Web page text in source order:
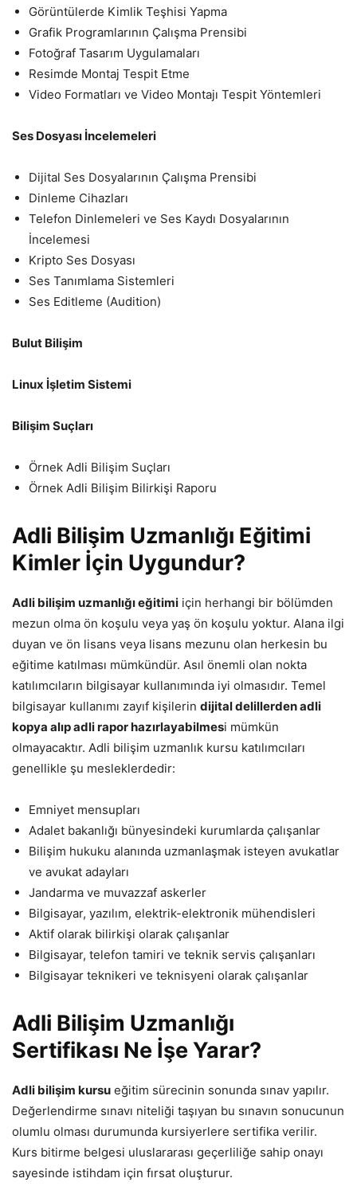
Görüntülerde Kimlik Teşhisi Yapma
Grafik Programlarının Çalışma Prensibi
Fotoğraf Tasarım Uygulamaları
Resimde Montaj Tespit Etme
Video Formatları ve Video Montajı Tespit Yöntemleri
Ses Dosyası İncelemeleri
Dijital Ses Dosyalarının Çalışma Prensibi
Dinleme Cihazları
Telefon Dinlemeleri ve Ses Kaydı Dosyalarının
İncelemesi
Kripto Ses Dosyası
Ses Tanımlama Sistemleri
Ses Editleme (Audition)
Bulut Bilişim
Linux İşletim Sistemi
Bilişim Suçları
Örnek Adli Bilişim Suçları
Örnek Adli Bilişim Bilirkişi Raporu
Adli Bilişim Uzmanlığı Eğitimi
Kimler İçin Uygundur?
Adli bilişim uzmanlığı eğitimi için herhangi bir bölümden
mezun olma ön koşulu veya yaş ön koşulu yoktur. Alana ilgi
duyan ve ön lisans veya lisans mezunu olan herkesin bu
eğitime katılması mümkündür. Asıl önemli olan nokta
katılımcıların bilgisayar kullanımında iyi olmasıdır. Temel
bilgisayar kullanımı zayıf kişilerin dijital delillerden adli
kopya alıp adli rapor hazırlayabilmesi mümkün
olmayacaktır. Adli bilişim uzmanlık kursu katılımcıları
genellikle şu mesleklerdedir:
Emniyet mensupları
Adalet bakanlığı bünyesindeki kurumlarda çalışanlar
Bilişim hukuku alanında uzmanlaşmak isteyen avukatlar
ve avukat adayları
Jandarma ve muvazzaf askerler
Bilgisayar, yazılım, elektrik-elektronik mühendisleri
Aktif olarak bilirkişi olarak çalışanlar
Bilgisayar, telefon tamiri ve teknik servis çalışanları
Bilgisayar teknikeri ve teknisyeni olarak çalışanlar
Adli Bilişim Uzmanlığı
Sertifikası Ne İşe Yarar?
Adli bilişim kursu eğitim sürecinin sonunda sınav yapılır.
Değerlendirme sınavı niteliği taşıyan bu sınavın sonucunun
olumlu olması durumunda kursiyerlere sertifika verilir.
Kurs bitirme belgesi uluslararası geçerliliğe sahip onayı
sayesinde istihdam için fırsat oluşturur.